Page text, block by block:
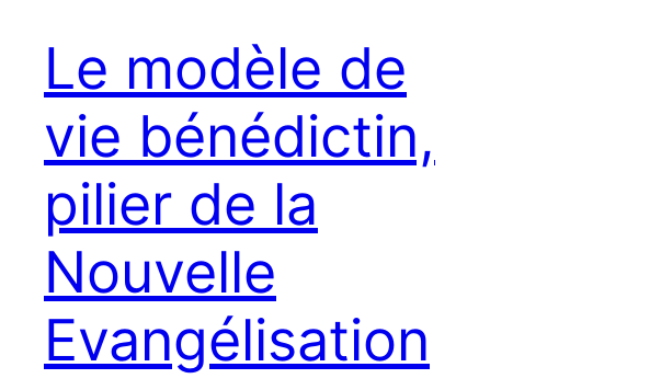
Le modèle de
vie bénédictin,
pilier de la
Nouvelle
Evangélisation